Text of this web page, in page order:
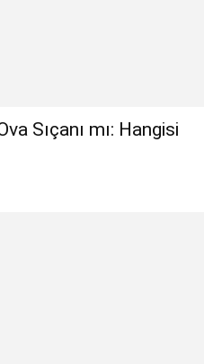
Sıçanı mı: Hangisi